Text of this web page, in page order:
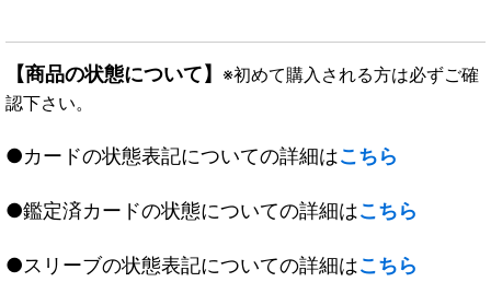
【商品の状態について】 ※初めて購入される方は必ずご確
認下さい。
●カードの状態表記についての詳細はこちら
●鑑定済カードの状態についての詳細はこちら
●スリーブの状態表記についての詳細はこちら